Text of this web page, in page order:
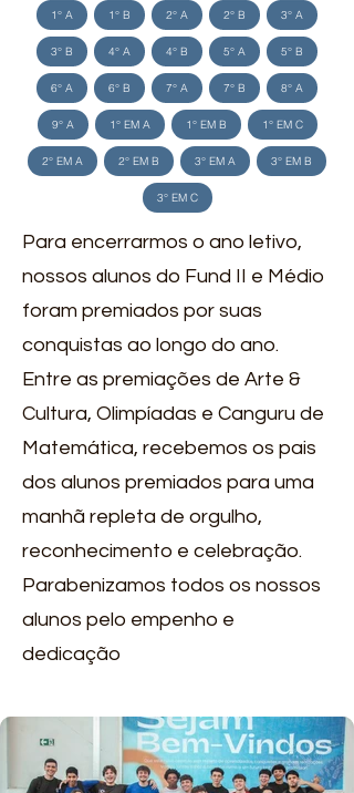
1° A 1° B 2° A 2° B 3° A
3° B 4° A 4° B 5° A 5° B
6° A 6° B 7° A 7° B 8° A
9° A 1° EM A 1° EM B 1° EM C
2° EM A 2° EM B 3° EM A 3° EM B
3° EM C
Para encerrarmos o ano letivo,
nossos alunos do Fund II e Médio
foram premiados por suas
conquistas ao longo do ano.
Entre as premiações de Arte &
Cultura, Olimpíadas e Canguru de
Matemática, recebemos os pais
dos alunos premiados para uma
manhã repleta de orgulho,
reconhecimento e celebração.
Parabenizamos todos os nossos
alunos pelo empenho e
dedicação